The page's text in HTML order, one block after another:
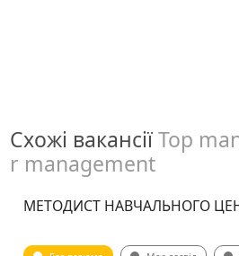
Схожі вакансіїTop
r management
МЕТОДИСТ НАВЧАЛЬНОГО